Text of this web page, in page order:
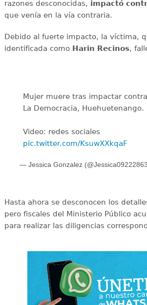
razones desconocidas, impactó
que venía en la vía contraria.
Debido al fuerte impacto, la víctima,
identificada como Harin Recinos,
Mujer muere tras impactar
La Democracia, Huehuetenango.
Video: redes sociales
pic.twitter.com/KsuwXXkqaF
— Jessica Gonzalez
Hasta ahora se desconocen los
pero fiscales del Ministerio Público
para realizar las diligencias